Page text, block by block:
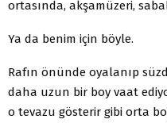
ortasında, akşamüzeri,
Ya da benim için böyle.
Rafın önünde oyalanıp
daha uzun bir boy vaat
o tevazu gösterir gibi orta